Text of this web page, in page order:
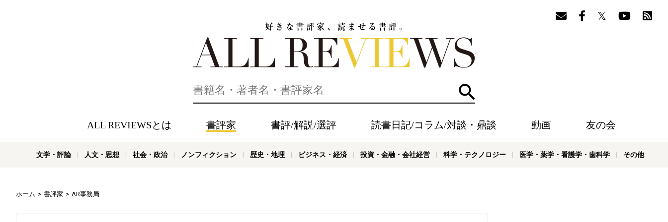
検索
ALL REVIEWSとは 書評家 書評/解説/選評 読書日記/コラム/対談・鼎談 動画 友の会
文学・評論 人文・思想 社会・政治 ノンフィクション 歴史・地理 ビジネス・経済 投資・金融・会社経営 科学・テクノロジー 医学・薬学・看護学・歯科学 その他
ホーム 書評家 AR事務局